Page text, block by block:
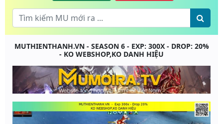
MUTHIENTHANH.VN - SEASON 6 - EXP: 300X - DROP: 20%
- KO WEBSHOP,KO DANH HIỆU